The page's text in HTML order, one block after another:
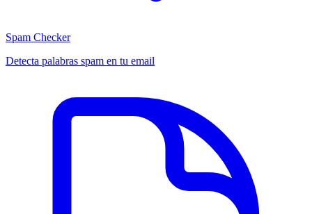
Spam Checker
Detecta palabras spam en tu email